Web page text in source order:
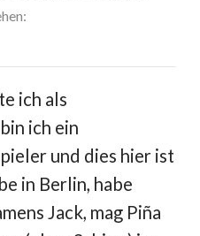
ich als
ich ein
und dies hier ist
in Berlin, habe
Jack, mag Piña